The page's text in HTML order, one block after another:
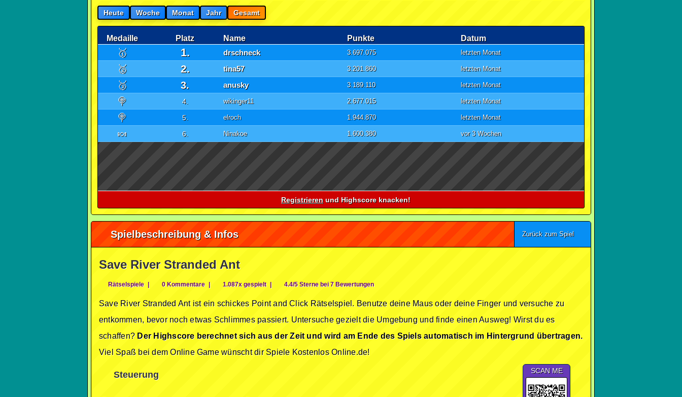
Heute Woche Monat Jahr Gesamt
Medaille Platz Name Punkte Datum
🥇 1. drschneck 3.697.075 letzten Monat
🥈 2. tina57 3.201.860 letzten Monat
🥉 3. anusky 3.189.110 letzten Monat
🍭 4. wikinger11 2.677.015 letzten Monat
🍭 5. elroch 1.944.870 letzten Monat
🍬 6. Ninakoe 1.600.380 vor 3 Wochen
Registrieren und Highscore knacken!
Spielbeschreibung & Infos Zurück zum Spiel
Save River Stranded Ant
Rätselspiele | 0 Kommentare | 1.087x gespielt | 4.4/5 Sterne bei 7 Bewertungen
Save River Stranded Ant ist ein schickes Point and Click Rätselspiel. Benutze deine Maus oder deine Finger und versuche zu
entkommen, bevor noch etwas Schlimmes passiert. Untersuche gezielt die Umgebung und finde einen Ausweg! Wirst du es
schaffen? Der Highscore berechnet sich aus der Zeit und wird am Ende des Spiels automatisch im Hintergrund übertragen.
Viel Spaß bei dem Online Game wünscht dir Spiele Kostenlos Online.de!
Steuerung SCAN ME